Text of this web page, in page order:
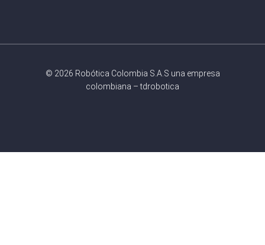
© 2026 Robótica Colombia S.A.S una empresa
colombiana – tdrobotica